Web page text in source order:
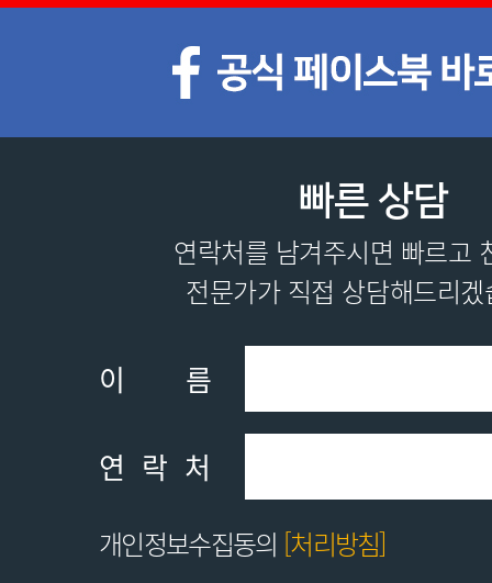
빠른 상담
연락처를 남겨주시면 빠르고
전문가가 직접 상담해드리
이름
연락처
개인정보수집동의 [처리방침]